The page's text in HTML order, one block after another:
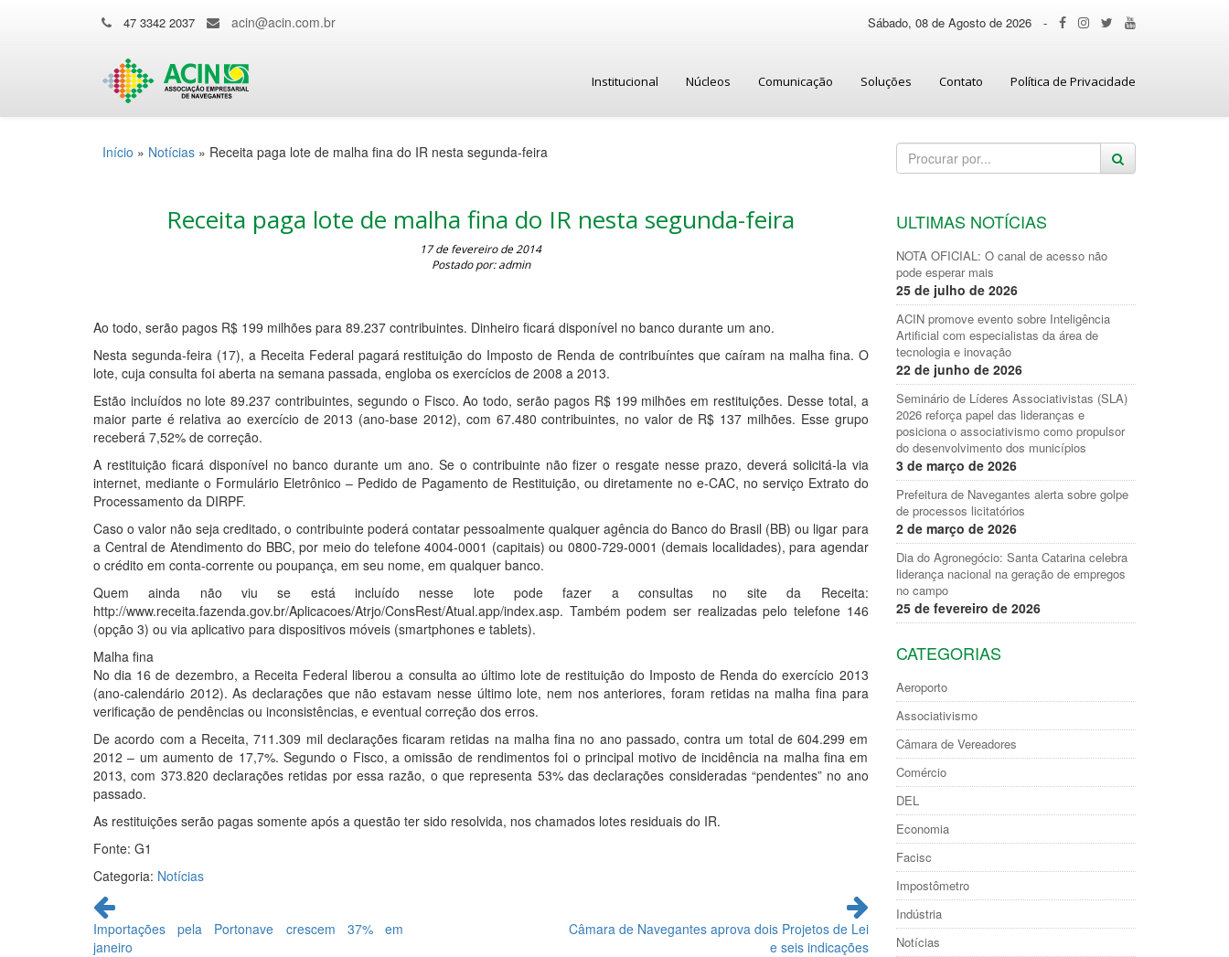
47 3342 2037 acin@acin.com.br Sábado, 08 de Agosto de 2026 -
Institucional Núcleos Comunicação Soluções Contato Política de Privacidade
Início » Notícias » Receita paga lote de malha fina do IR nesta segunda-feira
Receita paga lote de malha fina do IR nesta segunda-feira
17 de fevereiro de 2014
Postado por: admin
Ao todo, serão pagos R$ 199 milhões para 89.237 contribuintes. Dinheiro ficará disponível no banco durante um ano.
Nesta segunda-feira (17), a Receita Federal pagará restituição do Imposto de Renda de contribuíntes que caíram na malha fina. O
lote, cuja consulta foi aberta na semana passada, engloba os exercícios de 2008 a 2013.
Estão incluídos no lote 89.237 contribuintes, segundo o Fisco. Ao todo, serão pagos R$ 199 milhões em restituições. Desse total, a
maior parte é relativa ao exercício de 2013 (ano-base 2012), com 67.480 contribuintes, no valor de R$ 137 milhões. Esse grupo
receberá 7,52% de correção.
A restituição ficará disponível no banco durante um ano. Se o contribuinte não fizer o resgate nesse prazo, deverá solicitá-la via
internet, mediante o Formulário Eletrônico – Pedido de Pagamento de Restituição, ou diretamente no e-CAC, no serviço Extrato do
Processamento da DIRPF.
Caso o valor não seja creditado, o contribuinte poderá contatar pessoalmente qualquer agência do Banco do Brasil (BB) ou ligar para
a Central de Atendimento do BBC, por meio do telefone 4004-0001 (capitais) ou 0800-729-0001 (demais localidades), para agendar
o crédito em conta-corrente ou poupança, em seu nome, em qualquer banco.
Quem ainda não viu se está incluído nesse lote pode fazer a consultas no site da Receita:
http://www.receita.fazenda.gov.br/Aplicacoes/Atrjo/ConsRest/Atual.app/index.asp. Também podem ser realizadas pelo telefone 146
(opção 3) ou via aplicativo para dispositivos móveis (smartphones e tablets).
Malha fina
No dia 16 de dezembro, a Receita Federal liberou a consulta ao último lote de restituição do Imposto de Renda do exercício 2013
(ano-calendário 2012). As declarações que não estavam nesse último lote, nem nos anteriores, foram retidas na malha fina para
verificação de pendências ou inconsistências, e eventual correção dos erros.
De acordo com a Receita, 711.309 mil declarações ficaram retidas na malha fina no ano passado, contra um total de 604.299 em
2012 – um aumento de 17,7%. Segundo o Fisco, a omissão de rendimentos foi o principal motivo de incidência na malha fina em
2013, com 373.820 declarações retidas por essa razão, o que representa 53% das declarações consideradas “pendentes” no ano
passado.
As restituições serão pagas somente após a questão ter sido resolvida, nos chamados lotes residuais do IR.
Fonte: G1
Categoria: Notícias
Continue
lendo
Importações pela Portonave crescem 37% em
janeiro
Câmara de Navegantes aprova dois Projetos de Lei
e seis indicações
ULTIMAS NOTÍCIAS
NOTA OFICIAL: O canal de acesso não
pode esperar mais
25 de julho de 2026
ACIN promove evento sobre Inteligência
Artificial com especialistas da área de
tecnologia e inovação
22 de junho de 2026
Seminário de Líderes Associativistas (SLA)
2026 reforça papel das lideranças e
posiciona o associativismo como propulsor
do desenvolvimento dos municípios
3 de março de 2026
Prefeitura de Navegantes alerta sobre golpe
de processos licitatórios
2 de março de 2026
Dia do Agronegócio: Santa Catarina celebra
liderança nacional na geração de empregos
no campo
25 de fevereiro de 2026
CATEGORIAS
Aeroporto
Associativismo
Câmara de Vereadores
Comércio
DEL
Economia
Facisc
Impostômetro
Indústria
Notícias